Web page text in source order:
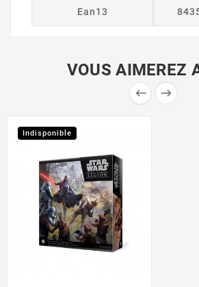
Ean13
VOUS AIMEREZ
 
Indisponible